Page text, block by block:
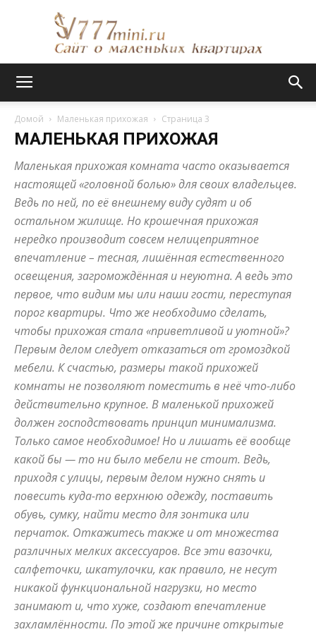
маленьких
квартирах
и
домах:
интерьеры,
фото,
советы
Домой Маленькая прихожая Страница 3
МАЛЕНЬКАЯ ПРИХОЖАЯ
Маленькая прихожая комната часто оказывается
настоящей «головной болью» для своих владельцев.
Ведь по ней, по её внешнему виду судят и об
остальном жилище. Но крошечная прихожая
нередко производит совсем нелицеприятное
впечатление – тесная, лишённая естественного
освещения, загромождённая и неуютна. А ведь это
первое, что видим мы или наши гости, переступая
порог квартиры. Что же необходимо сделать,
чтобы прихожая стала «приветливой и уютной»?
Первым делом следует отказаться от громоздкой
мебели. К счастью, размеры такой прихожей
комнаты не позволяют поместить в неё что-либо
действительно крупное. В маленькой прихожей
должен господствовать принцип минимализма.
Только самое необходимое! Но и лишать её вообще
какой бы — то ни было мебели не стоит. Ведь,
приходя с улицы, первым делом нужно снять и
повесить куда-то верхнюю одежду, поставить
обувь, сумку, найти место для зонтика или
перчаток. Откажитесь также и от множества
различных мелких аксессуаров. Все эти вазочки,
салфеточки, шкатулочки, как правило, не несут
никакой функциональной нагрузки, но место
занимают и, что хуже, создают впечатление
захламлённости. По этой же причине открытые